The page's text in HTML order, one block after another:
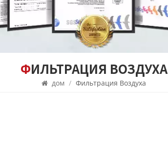
ФИЛЬТРАЦИЯ ВОЗДУХА
дом / Фильтрация Воздуха